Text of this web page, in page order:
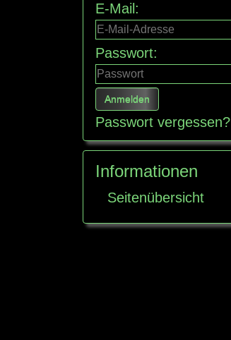
E-Mail:
Passwort:
Passwort vergessen?
Informationen
Seitenübersicht